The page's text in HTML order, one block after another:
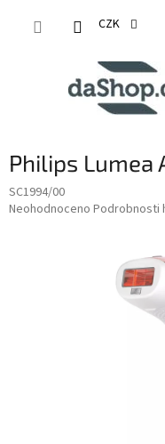
CZK
Philips Lumea
SC1994/00
Průměrné
Neohodnoceno Podrobnosti